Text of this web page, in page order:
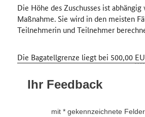
Die Höhe des Zuschusses ist
Maßnahme. Sie wird in den meisten
Teilnehmerin und Teilnehmer
Die Bagatellgrenze liegt bei 500,00